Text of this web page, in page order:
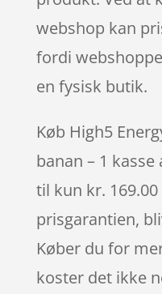
webshop kan
fordi
en fysisk butik.
Køb High5
banan – 1
til kun kr.
prisgarantien,
Køber du for
koster det ikke